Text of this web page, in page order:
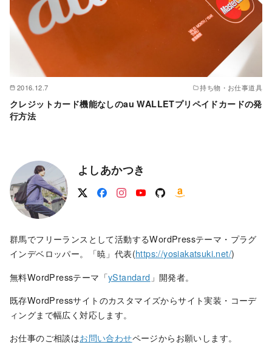
2016.12.7 持ち物・お仕事道具
クレジットカード機能なしのau WALLETプリペイドカードの発
行方法
よしあかつき
群馬でフリーランスとして活動するWordPressテーマ・プラグ
インデベロッパー。「暁」代表(https://yosiakatsuki.net/)
無料WordPressテーマ「yStandard 」開発者。
既存WordPressサイトのカスタマイズからサイト実装・コーデ
ィングまで幅広く対応します。
お仕事のご相談はお問い合わせページからお願いします。